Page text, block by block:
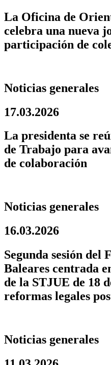
La Oficina de
celebra una nueva
participación de
Noticias generales
17.03.2026
La presidenta se
de Trabajo para
de colaboración
Noticias generales
16.03.2026
Segunda sesión del
Baleares centrada
de la STJUE de 18
reformas legales
Noticias generales